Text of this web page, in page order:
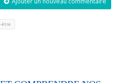
être